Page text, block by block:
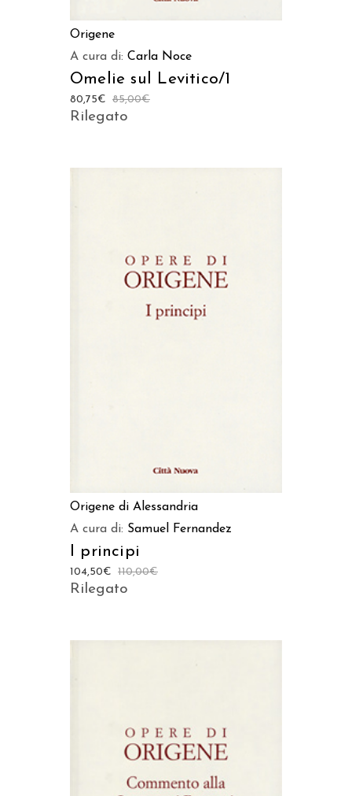
Origene
A cura di: Carla Noce
Omelie sul Levitico/1
85,00€
80,75€
Rilegato
Origene di Alessandria
A cura di: Samuel Fernandez
I principi
110,00€
104,50€
Rilegato